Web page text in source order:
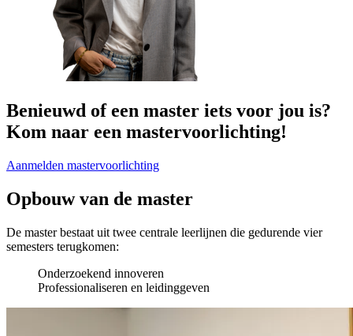
Benieuwd of een master iets voor jou is?
Kom naar een mastervoorlichting!
Aanmelden mastervoorlichting
Opbouw van de master
De master bestaat uit twee centrale leerlijnen die gedurende vier
semesters terugkomen:
Onderzoekend innoveren
Professionaliseren en leidinggeven